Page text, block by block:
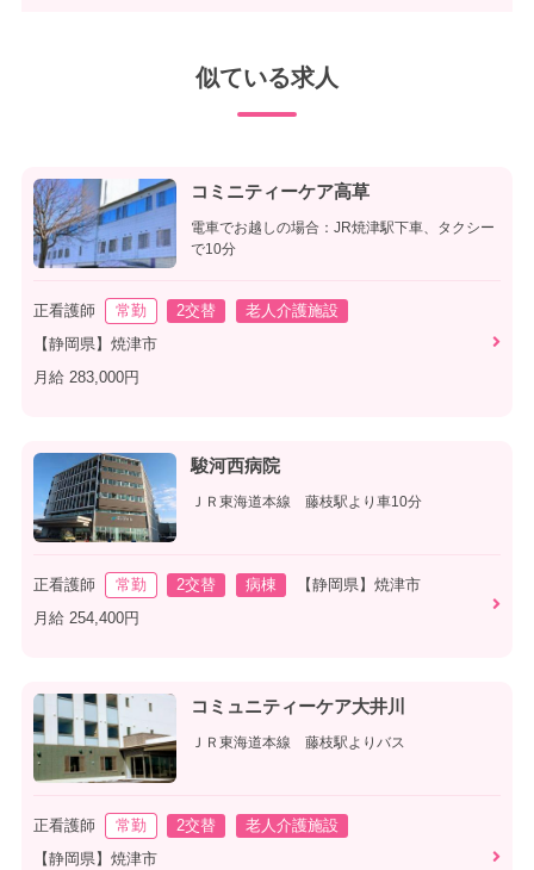
似ている求人
コミニティーケア高草
電車でお越しの場合：JR焼津駅下車、タクシー
で10分
正看護師 常勤 2交替
老人介護施設
【静岡県】焼津市
月給 283,000円
駿河西病院
ＪＲ東海道本線 藤枝駅より車10分
正看護師 常勤 2交替 病棟
【静岡県】焼津市
月給 254,400円
コミュニティーケア大井川
ＪＲ東海道本線 藤枝駅よりバス
正看護師 常勤 2交替
老人介護施設
【静岡県】焼津市